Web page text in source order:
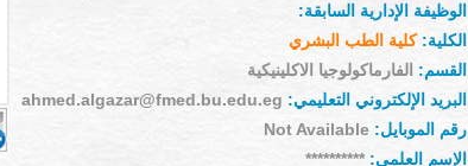
الوظيفة الإدارية السابقة:
الكلية:كلية الطب البشري
القسم: الفارماكولوجيا الاكلينيكية
البريد الإلكتروني التعليمي: ahmed.algazar@fmed.bu.edu.eg
رقم الموبايل: Not Available
الإسم العلمي: **********